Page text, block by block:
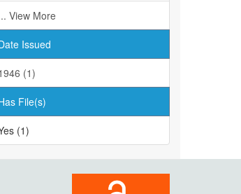
View More
Issued
(1)
File(s)
(1)